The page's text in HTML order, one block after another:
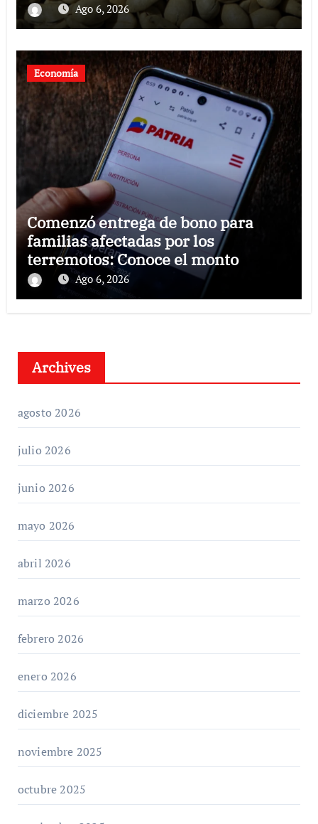
Ago 6, 2026
Economía
Comenzó entrega de bono para
familias afectadas por los
terremotos: Conoce el monto
Ago 6, 2026
Archives
agosto 2026
julio 2026
junio 2026
mayo 2026
abril 2026
marzo 2026
febrero 2026
enero 2026
diciembre 2025
noviembre 2025
octubre 2025